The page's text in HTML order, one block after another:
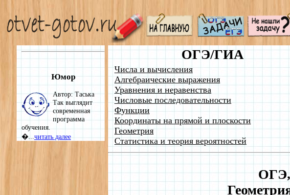
Юмор
Автор: Таська
Так выглядит
современная
программа
обучения.
�...читать далее
ОГЭ/ГИА
Числа и вычисления
Алгебраические выражения
Уравнения и неравенства
Числовые последовательности
Функции
Координаты на прямой и плоскости
Геометрия
Статистика и теория вероятностей
ОГЭ,